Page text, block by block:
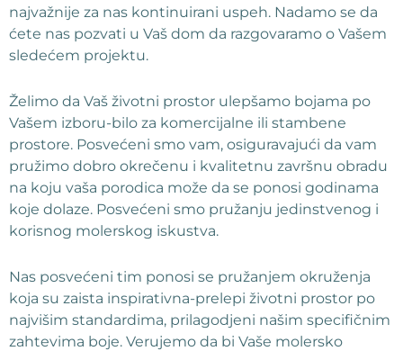
najvažnije za nas kontinuirani uspeh. Nadamo se da
ćete nas pozvati u Vaš dom da razgovaramo o Vašem
sledećem projektu.
Želimo da Vaš životni prostor ulepšamo bojama po
Vašem izboru-bilo za komercijalne ili stambene
prostore. Posvećeni smo vam, osiguravajući da vam
pružimo dobro okrečenu i kvalitetnu završnu obradu
na koju vaša porodica može da se ponosi godinama
koje dolaze. Posvećeni smo pružanju jedinstvenog i
korisnog molerskog iskustva.
Nas posvećeni tim ponosi se pružanjem okruženja
koja su zaista inspirativna-prelepi životni prostor po
najvišim standardima, prilagodjeni našim specifičnim
zahtevima boje. Verujemo da bi Vaše molersko